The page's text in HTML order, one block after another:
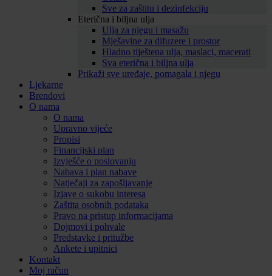
Sve za zaštitu i dezinfekciju
Eterična i biljna ulja
Ulja za njegu i masažu
Mješavine za difuzere i prostor
Hladno tiještena ulja, maslaci, macerati
Sva eterična i biljna ulja
Prikaži sve uređaje, pomagala i njegu
Ljekarne
Brendovi
O nama
O nama
Upravno vijeće
Propisi
Financijski plan
Izvješće o poslovanju
Nabava i plan nabave
Natječaji za zapošljavanje
Izjave o sukobu interesa
Zaštita osobnih podataka
Pravo na pristup informacijama
Dojmovi i pohvale
Predstavke i pritužbe
Ankete i upitnici
Kontakt
Moj račun